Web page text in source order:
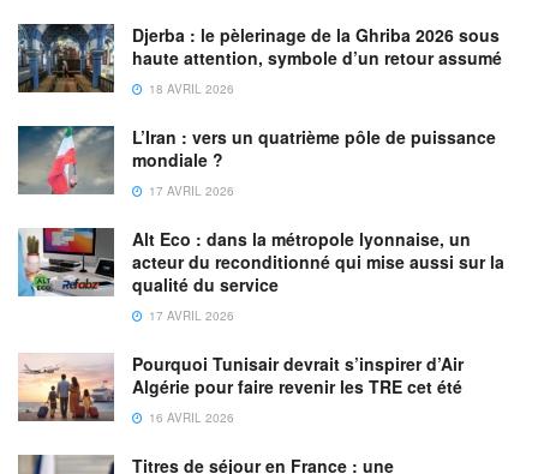
Djerba : le pèlerinage de la Ghriba 2026 sous
haute attention, symbole d’un retour assumé
18 AVRIL 2026
L’Iran : vers un quatrième pôle de puissance
mondiale ?
17 AVRIL 2026
Alt Eco : dans la métropole lyonnaise, un
acteur du reconditionné qui mise aussi sur la
qualité du service
17 AVRIL 2026
Pourquoi Tunisair devrait s’inspirer d’Air
Algérie pour faire revenir les TRE cet été
16 AVRIL 2026
Titres de séjour en France : une